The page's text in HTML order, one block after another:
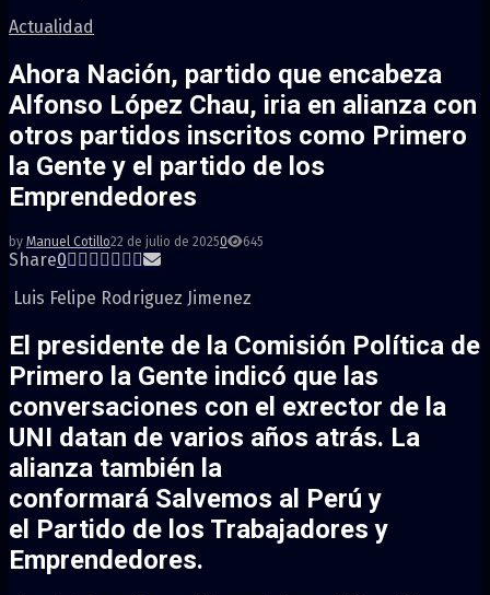
Actualidad
Ahora Nación, partido que encabeza
Alfonso López Chau, iria en alianza con
otros partidos inscritos como Primero
la Gente y el partido de los
Emprendedores
by Manuel Cotillo22 de julio de 20250 645
Share0
Luis Felipe Rodriguez Jimenez
El presidente de la Comisión Política de
Primero la Gente indicó que las
conversaciones con el exrector de la
UNI datan de varios años atrás. La
alianza también la
conformará Salvemos al Perú y
el Partido de los Trabajadores y
Emprendedores.